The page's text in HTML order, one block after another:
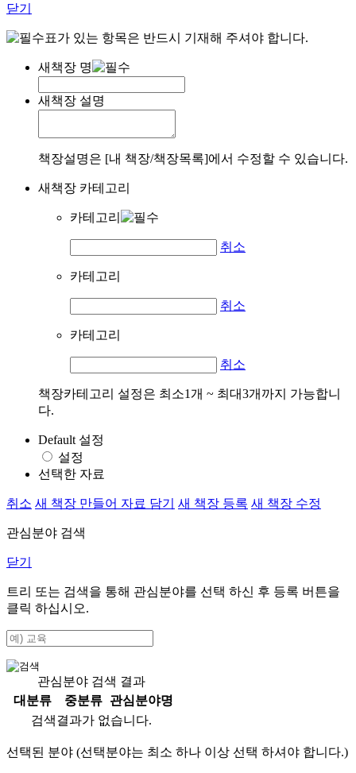
닫기
표가 있는 항목은 반드시 기재해 주셔야 합니다.
새책장 명
새책장 설명
책장설명은 [내 책장/책장목록]에서 수정할 수 있습니다.
새책장 카테고리
카테고리
취소
카테고리
취소
카테고리
취소
책장카테고리 설정은 최소1개 ~ 최대3개까지 가능합니
다.
Default 설정
설정
선택한 자료
취소 새 책장 만들어 자료 담기 새 책장 등록 새 책장 수정
관심분야 검색
닫기
트리 또는 검색을 통해 관심분야를 선택 하신 후 등록 버튼을
클릭 하십시오.
관심분야 검색 결과
대분류
중분류
관심분야명
검색결과가 없습니다.
선택된 분야 (선택분야는 최소 하나 이상 선택 하셔야 합니다.)